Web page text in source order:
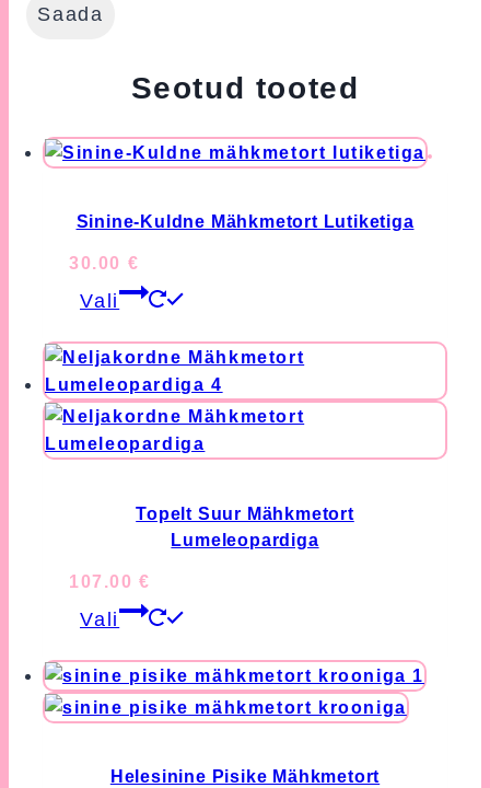
Seotud tooted
Sinine-Kuldne Mähkmetort Lutiketiga
30.00 €
Vali
has
multiple
variants.
The
options
be
chosen
Topelt Suur Mähkmetort
Lumeleopardiga
107.00€
Vali
has
multiple
variants.
options
Helesinine Pisike Mähkmetort